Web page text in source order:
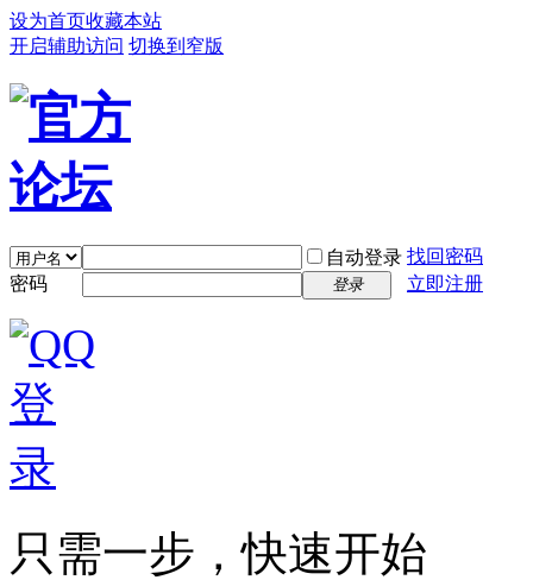
设为首页收藏本站
开启辅助访问 切换到窄版
自动登录 找回密码
密码
登录 立即注册
只需一步，快速开始